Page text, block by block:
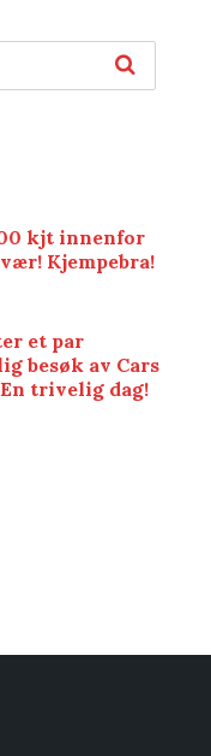
kjt innenfor
Kjempebra!
et par
besøk av Cars
trivelig dag!